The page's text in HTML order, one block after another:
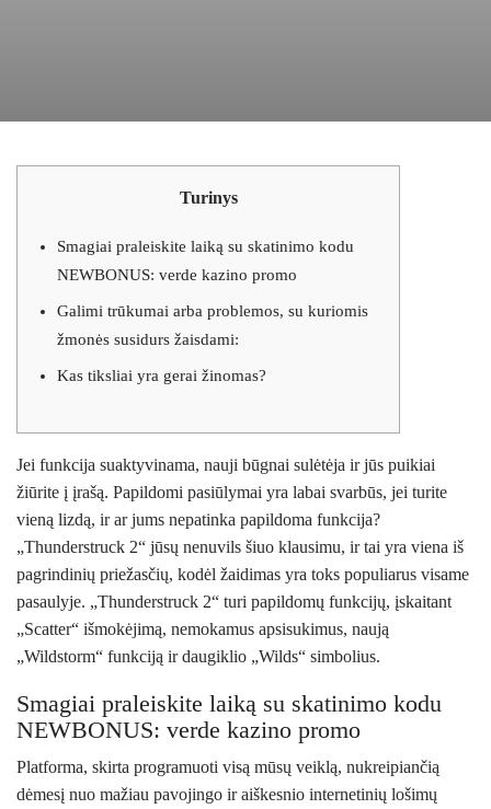
Turinys
Smagiai praleiskite laiką su skatinimo kodu
NEWBONUS: verde kazino promo
Galimi trūkumai arba problemos, su kuriomis
žmonės susidurs žaisdami:
Kas tiksliai yra gerai žinomas?
Jei funkcija suaktyvinama, nauji būgnai sulėtėja ir jūs puikiai
žiūrite į įrašą. Papildomi pasiūlymai yra labai svarbūs, jei turite
vieną lizdą, ir ar jums nepatinka papildoma funkcija?
„Thunderstruck 2“ jūsų nenuvils šiuo klausimu, ir tai yra viena iš
pagrindinių priežasčių, kodėl žaidimas yra toks populiarus visame
pasaulyje. „Thunderstruck 2“ turi papildomų funkcijų, įskaitant
„Scatter“ išmokėjimą, nemokamus apsisukimus, naują
„Wildstorm“ funkciją ir daugiklio „Wilds“ simbolius.
Smagiai praleiskite laiką su skatinimo kodu
NEWBONUS: verde kazino promo
Platforma, skirta programuoti visą mūsų veiklą, nukreipiančią
dėmesį nuo mažiau pavojingo ir aiškesnio internetinių lošimų